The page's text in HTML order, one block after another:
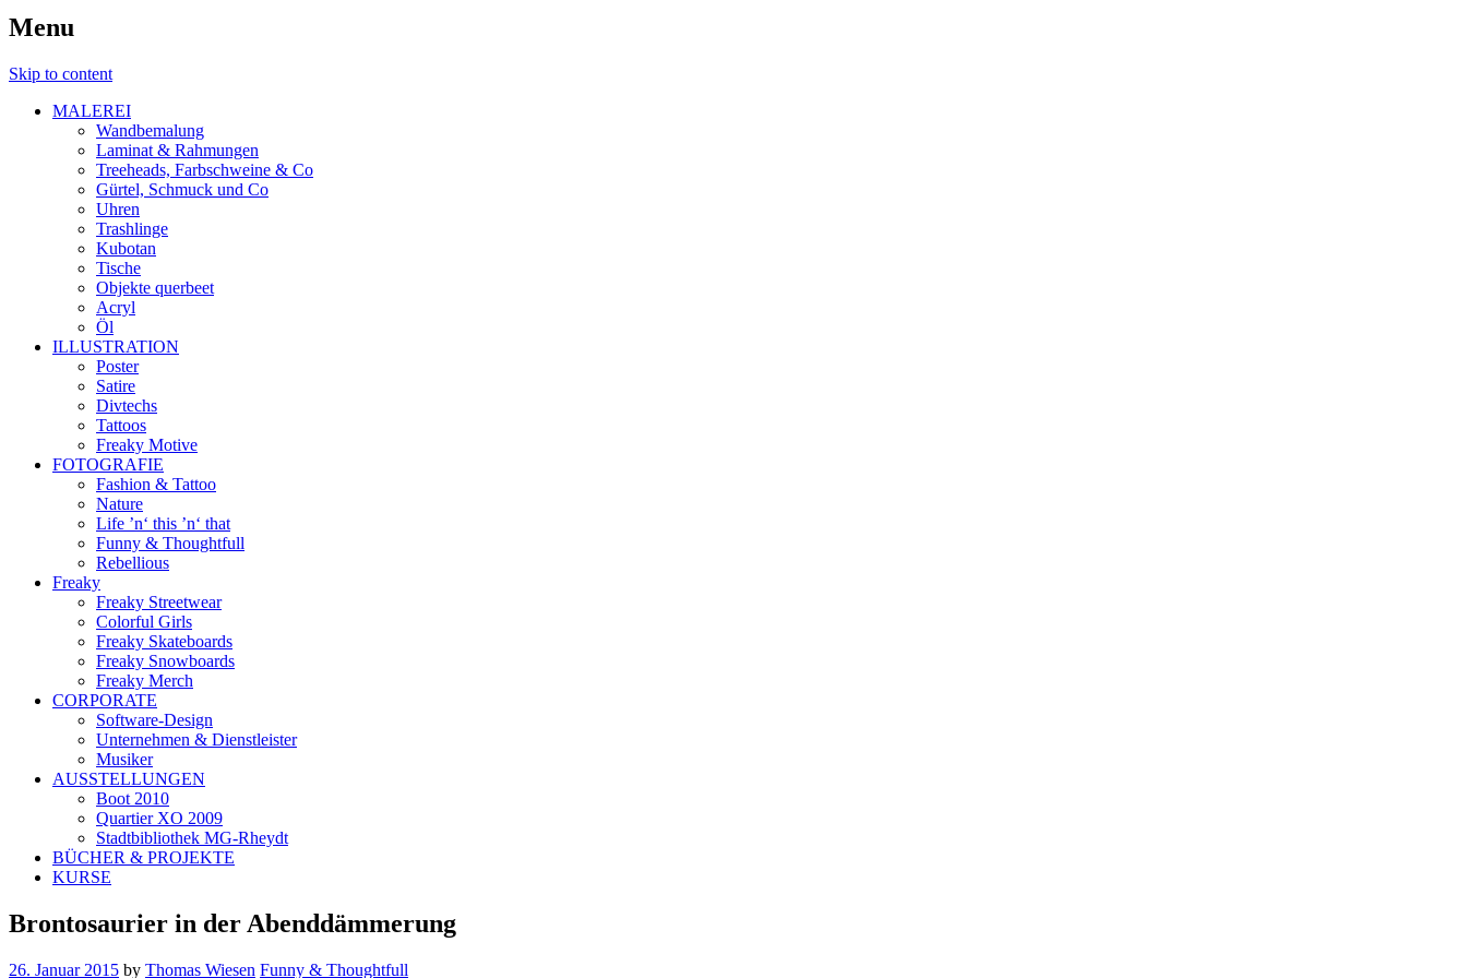
Menu
Skip to content
MALEREI
Wandbemalung
Laminat & Rahmungen
Treeheads, Farbschweine & Co
Gürtel, Schmuck und Co
Uhren
Trashlinge
Kubotan
Tische
Objekte querbeet
Acryl
Öl
ILLUSTRATION
Poster
Satire
Divtechs
Tattoos
Freaky Motive
FOTOGRAFIE
Fashion & Tattoo
Nature
Life ’n‘ this ’n‘ that
Funny & Thoughtfull
Rebellious
Freaky
Freaky Streetwear
Colorful Girls
Freaky Skateboards
Freaky Snowboards
Freaky Merch
CORPORATE
Software-Design
Unternehmen & Dienstleister
Musiker
AUSSTELLUNGEN
Boot 2010
Quartier XO 2009
Stadtbibliothek MG-Rheydt
BÜCHER & PROJEKTE
KURSE
Brontosaurier in der Abenddämmerung
26. Januar 2015 by Thomas Wiesen Funny & Thoughtfull